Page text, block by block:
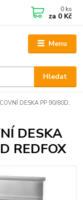
Menu
Hledat
0 ks
za 0 Kč
DESKA PP 90/80D,
DESKA
REDFOX